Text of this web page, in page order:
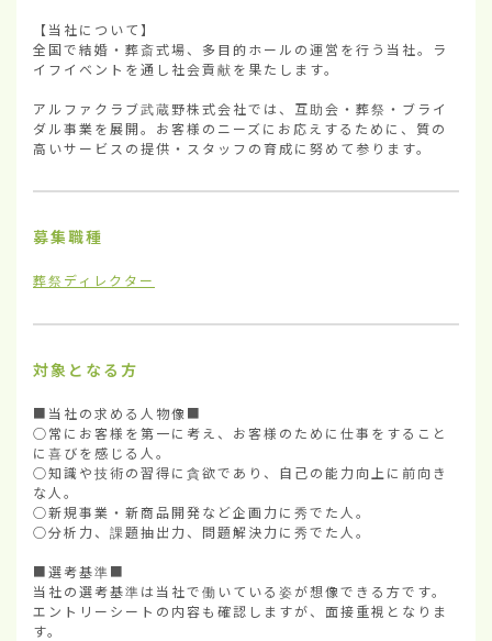
【当社について】
全国で結婚・葬斎式場、多目的ホールの運営を行う当社。ラ
イフイベントを通し社会貢献を果たします。
アルファクラブ武蔵野株式会社では、互助会・葬祭・ブライ
ダル事業を展開。お客様のニーズにお応えするために、質の
高いサービスの提供・スタッフの育成に努めて参ります。
募集職種
葬祭ディレクター
対象となる方
■当社の求める人物像■
○常にお客様を第一に考え、お客様のために仕事をすること
に喜びを感じる人。
○知識や技術の習得に貪欲であり、自己の能力向上に前向き
な人。
○新規事業・新商品開発など企画力に秀でた人。
○分析力、課題抽出力、問題解決力に秀でた人。
■選考基準■
当社の選考基準は当社で働いている姿が想像できる方です。
エントリーシートの内容も確認しますが、面接重視となりま
す。